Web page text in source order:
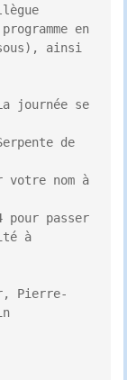
en
ainsi
journée se
de
votre nom à
passer
à
Pierre-